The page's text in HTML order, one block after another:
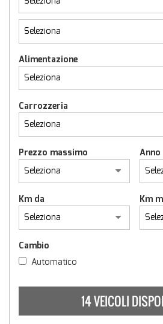
TECNOLOGIA DS
SERVIZI DS
VALUTA USATO DS
CONTATTI
Alimentazione
Carrozzeria
Prezzo massimo Anno
Km da Km
Cambio
Automatico
14 VEICOLI